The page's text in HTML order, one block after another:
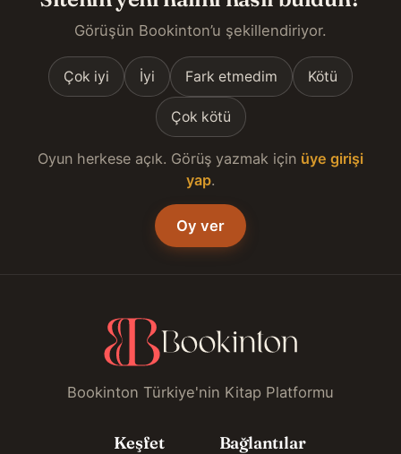
Görüşün Bookinton’u şekillendiriyor.
Çok iyi İyi Fark etmedim Kötü
Çok kötü
Oyun herkese açık. Görüş yazmak için üye girişi
yap.
Oy ver
Bookinton Türkiye'nin Kitap Platformu
Keşfet Bağlantılar